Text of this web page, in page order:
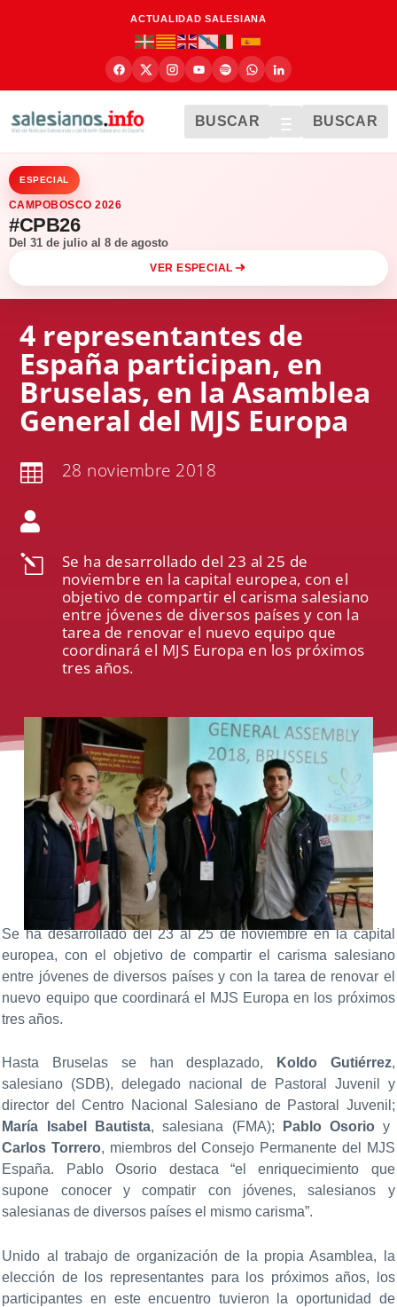
ACTUALIDAD SALESIANA
BUSCAR BUSCAR
ESPECIAL
CAMPOBOSCO 2026
#CPB26
Del 31 de julio al 8 de agosto
VER ESPECIAL
4 representantes de
España participan, en
Bruselas, en la Asamblea
General del MJS Europa
 28 noviembre 2018

l
Se ha desarrollado del 23 al 25 de
noviembre en la capital europea, con el
objetivo de compartir el carisma salesiano
entre jóvenes de diversos países y con la
tarea de renovar el nuevo equipo que
coordinará el MJS Europa en los próximos
tres años.
Se ha desarrollado del 23 al 25 de noviembre en la capital
europea, con el objetivo de compartir el carisma salesiano
entre jóvenes de diversos países y con la tarea de renovar el
nuevo equipo que coordinará el MJS Europa en los próximos
tres años.
Hasta Bruselas se han desplazado, Koldo Gutiérrez,
salesiano (SDB), delegado nacional de Pastoral Juvenil y
director del Centro Nacional Salesiano de Pastoral Juvenil;
María Isabel Bautista, salesiana (FMA); Pablo Osorio y
Carlos Torrero, miembros del Consejo Permanente del MJS
España. Pablo Osorio destaca “el enriquecimiento que
supone conocer y compatir con jóvenes, salesianos y
salesianas de diversos países el mismo carisma”.
Unido al trabajo de organización de la propia Asamblea, la
elección de los representantes para los próximos años, los
participantes en este encuentro tuvieron la oportunidad de